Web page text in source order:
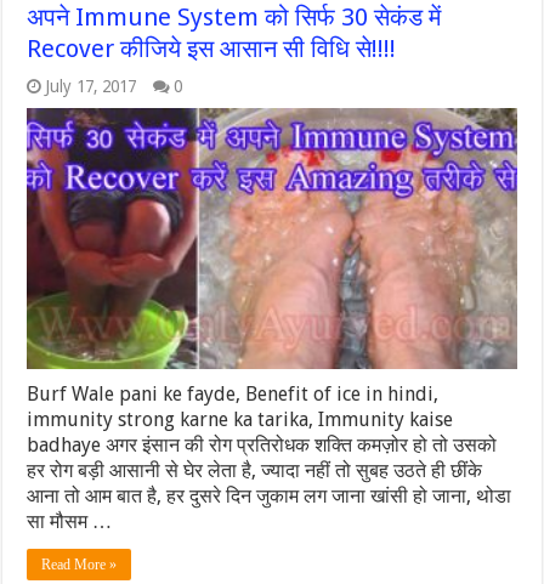
अपने Immune System को सिर्फ 30 सेकंड में
Recover कीजिये इस आसान सी विधि से!!!!
July 17, 2017 0
Burf Wale pani ke fayde, Benefit of ice in hindi,
immunity strong karne ka tarika, Immunity kaise
badhaye अगर इंसान की रोग प्रतिरोधक शक्ति कमज़ोर हो तो उसको
हर रोग बड़ी आसानी से घेर लेता है, ज्यादा नहीं तो सुबह उठते ही छींके
आना तो आम बात है, हर दुसरे दिन जुकाम लग जाना खांसी हो जाना, थोडा
सा मौसम …
Read More »